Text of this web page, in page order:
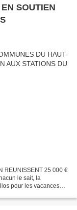
SOUTIEN
REUNISSENT 25 000 €
le sait, la
pour les vacances